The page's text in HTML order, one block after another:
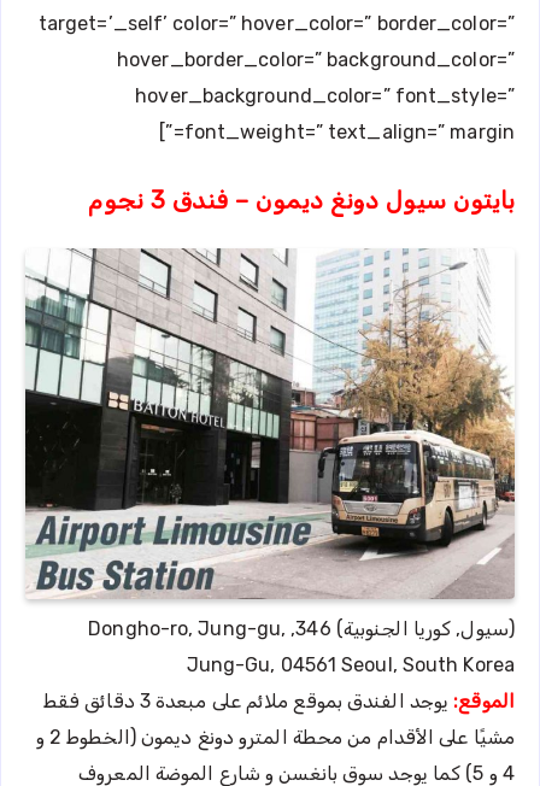
target=’_self’ color=” hover_color=” border_color=”
hover_border_color=” background_color=”
hover_background_color=” font_style=”
font_weight=” text_align=” margin=”]
بايتون سيول دونغ ديمون – فندق 3 نجوم
(سيول, كوريا الجنوبية) 346, Dongho-ro, Jung-gu,
Jung-Gu, 04561 Seoul, South Korea
الموقع:
يوجد الفندق بموقع ملائم على مبعدة 3 دقائق فقط
مشيًا على الأقدام من محطة المترو دونغ ديمون (الخطوط 2 و
4 و 5) كما يوجد سوق بانغسن و شارع الموضة المعروف